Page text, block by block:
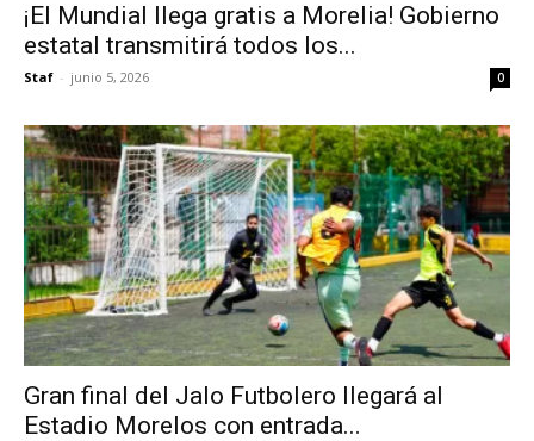
¡El Mundial llega gratis a Morelia! Gobierno
estatal transmitirá todos los...
Staf - junio 5, 2026 0
Gran final del Jalo Futbolero llegará al
Estadio Morelos con entrada...